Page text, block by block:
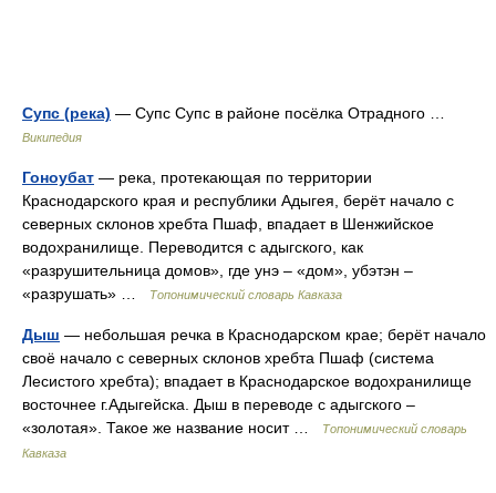
Супс (река) — Супс Супс в районе посёлка Отрадного …
Википедия
Гоноубат — река, протекающая по территории
Краснодарского края и республики Адыгея, берёт начало с
северных склонов хребта Пшаф, впадает в Шенжийское
водохранилище. Переводится с адыгского, как
«разрушительница домов», где унэ – «дом», убэтэн –
«разрушать» …
Топонимический словарь Кавказа
Дыш — небольшая речка в Краснодарском крае; берёт начало
своё начало с северных склонов хребта Пшаф (система
Лесистого хребта); впадает в Краснодарское водохранилище
восточнее г.Адыгейска. Дыш в переводе с адыгского –
«золотая». Такое же название носит …
Топонимический словарь
Кавказа